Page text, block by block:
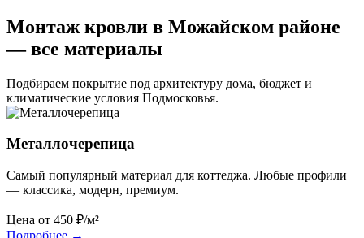
Монтаж кровли в Можайском районе
— все материалы
Подбираем покрытие под архитектуру дома, бюджет и
климатические условия Подмосковья.
Металлочерепица
Самый популярный материал для коттеджа. Любые профили
— классика, модерн, премиум.
Цена от 450 ₽/м²
Подробнее →